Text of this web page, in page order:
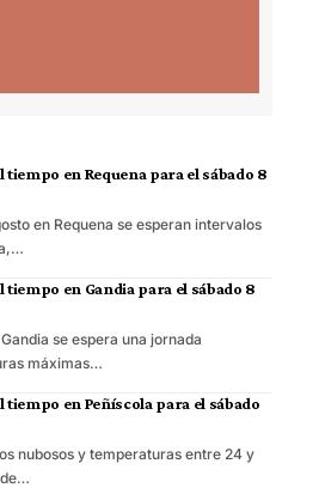
tiempo en Requena para el sábado 8
en Requena se esperan intervalos
tiempo en Gandia para el sábado 8
se espera una jornada
máximas…
tiempo en Peñíscola para el sábado
nubosos y temperaturas entre 24 y
de…